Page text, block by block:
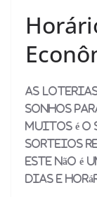
As
sonhos
muitos é o
sorteios
este não é
dias e